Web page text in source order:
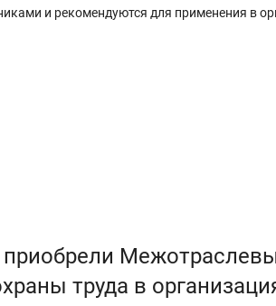
и рекомендуются для применения в
приобрели
труда в